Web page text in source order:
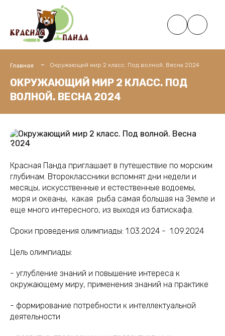
Главная Окружающий мир 2 класс. Под волной. Весна 2024
ОКРУЖАЮЩИЙ МИР 2 КЛАСС. ПОД
ВОЛНОЙ. ВЕСНА 2024
Красная Панда приглашает в путешествие по морским
глубинам. Второклассники вспомнят дни недели и
месяцы, искусственные и естественные водоемы,
моря и океаны, какая рыба самая большая на Земле и
еще много интересного, из выходя из батискафа.
Сроки проведения олимпиады: 1.03.2024 - 1.09.2024
Цель олимпиады:
- углубление знаний и повышение интереса к
окружающему миру, применения знаний на практике
- формирование потребности к интеллектуальной
деятельности